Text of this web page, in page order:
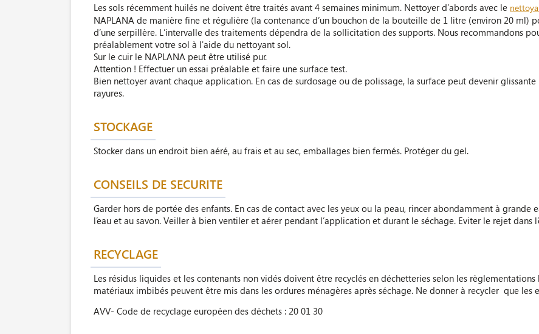
Les sols récemment huilés ne doivent être traités avant 4 semaines minimum. Nettoyer d’abords avec le
NAPLANA de manière fine et régulière (la contenance d’un bouchon de la bouteille de 1 litre (environ 20 ml)
d’une serpillère. L’intervalle des traitements dépendra de la sollicitation des supports. Nous recommandons
préalablement votre sol à l'aide du nettoyant sol.
Sur le cuir le NAPLANA peut être utilisé pur.
Attention ! Effectuer un essai préalable et faire une surface test.
Bien nettoyer avant chaque application. En cas de surdosage ou de polissage, la surface peut devenir
rayures.
STOCKAGE
Stocker dans un endroit bien aéré, au frais et au sec, emballages bien fermés. Protéger du gel.
CONSEILS DE SECURITE
Garder hors de portée des enfants. En cas de contact avec les yeux ou la peau, rincer abondamment à grande
l’eau et au savon. Veiller à bien ventiler et aérer pendant l’application et durant le séchage. Eviter le rejet dans
RECYCLAGE
Les résidus liquides et les contenants non vidés doivent être recyclés en déchetteries selon les
matériaux imbibés peuvent être mis dans les ordures ménagères après séchage. Ne donner à recycler que les
AVV- Code de recyclage européen des déchets : 20 01 30